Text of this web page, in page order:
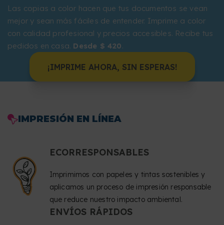
Las copias a color hacen que tus documentos se vean
mejor y sean más fáciles de entender. Imprime a color
con calidad profesional y precios accesibles. Recibe tus
pedidos en casa. Desde $ 420.
¡IMPRIME AHORA, SIN ESPERAS!
IMPRESIÓN EN LÍNEA
ECORRESPONSABLES
Imprimimos con papeles y tintas sostenibles y
aplicamos un proceso de impresión responsable
que reduce nuestro impacto ambiental.
ENVÍOS RÁPIDOS